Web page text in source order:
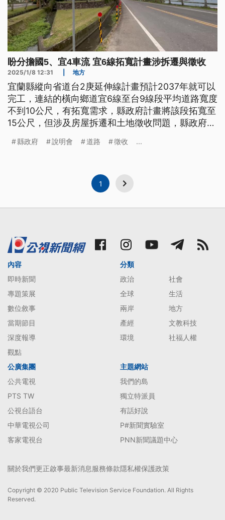
盼分擔國5、宜4車流 宜6線拓寬計畫涉拆遷與徵收
2025/1/8 12:31 地方
宜蘭縣縱向省道台2庚延伸線計畫預計2037年就可以
完工，連結的橫向鄉道宜6線至台9線段平均道路寬度
不到10公尺，有拓寬需求，縣政府計畫將該段拓寬至
15公尺，但涉及房屋拆遷和土地徵收問題，縣政府8
縣政府 說明會 道路 徵收 ...
1
內容
即時新聞
專題策展
數位敘事
當期節目
深度報導
觀點
分類
政治
社會
全球
生活
兩岸
地方
產經
文教科技
環境
社福人權
公廣集團
公共電視
PTS TW
公視台語台
中華電視公司
客家電視台
主題網站
我們的島
獨立特派員
有話好說
P#新聞實驗室
PNN新聞議題中心
關於我們更正啟事最新消息服務條款隱私權保護政策
Copyright © 2020 Public Television Service Foundation. All Rights
Reserved.